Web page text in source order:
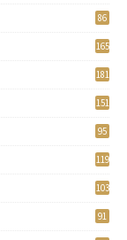
86
165
181
151
95
119
103
91